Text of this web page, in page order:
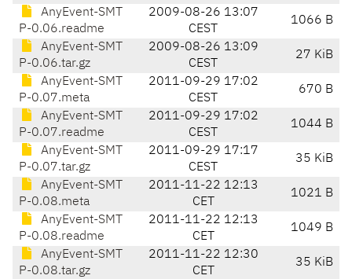
AnyEvent-SMT
P-0.06.readme
2009-08-26 13:07
CEST
1066 B
AnyEvent-SMT
P-0.06.tar.gz
2009-08-26 13:09
CEST
27 KiB
AnyEvent-SMT
P-0.07.meta
2011-09-29 17:02
CEST
670 B
AnyEvent-SMT
P-0.07.readme
2011-09-29 17:02
CEST
1044 B
AnyEvent-SMT
P-0.07.tar.gz
2011-09-29 17:17
CEST
35 KiB
AnyEvent-SMT
P-0.08.meta
2011-11-22 12:13
CET
1021 B
AnyEvent-SMT
P-0.08.readme
2011-11-22 12:13
CET
1049 B
AnyEvent-SMT
P-0.08.tar.gz
2011-11-22 12:30
CET
35 KiB